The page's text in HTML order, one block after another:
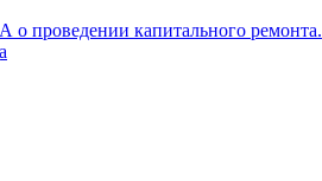
о проведении капитального ремонта.